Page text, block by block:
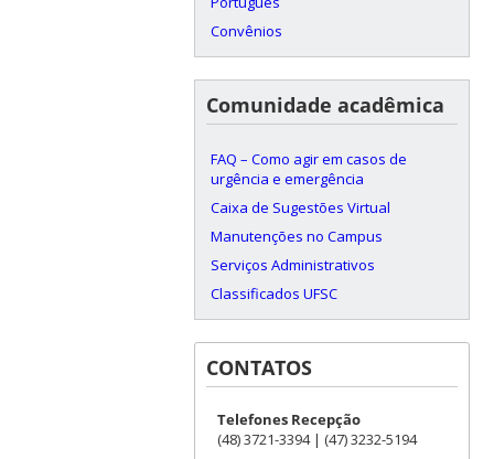
Convênios
Comunidade acadêmica
FAQ – Como agir em casos de
urgência e emergência
Caixa de Sugestões Virtual
Manutenções no Campus
Serviços Administrativos
Classificados UFSC
CONTATOS
Telefones Recepção
(48) 3721-3394 | (47) 3232-5194